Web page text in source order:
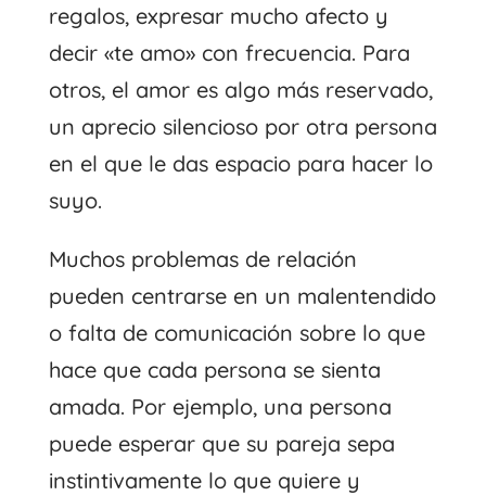
regalos, expresar mucho afecto y
decir «te amo» con frecuencia. Para
otros, el amor es algo más reservado,
un aprecio silencioso por otra persona
en el que le das espacio para hacer lo
suyo.
Muchos problemas de relación
pueden centrarse en un malentendido
o falta de comunicación sobre lo que
hace que cada persona se sienta
amada. Por ejemplo, una persona
puede esperar que su pareja sepa
instintivamente lo que quiere y